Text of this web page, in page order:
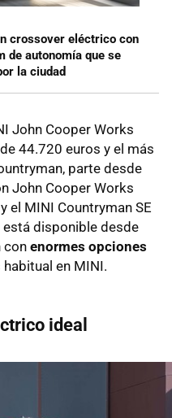
crossover eléctrico con
de autonomía que se
la ciudad
John Cooper Works
44.720 euros y el más
parte desde
John Cooper Works
el MINI Countryman SE
disponible desde
con enormes opciones
habitual en MINI.
ideal